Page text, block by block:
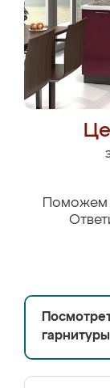
Поможем
гарнитуры